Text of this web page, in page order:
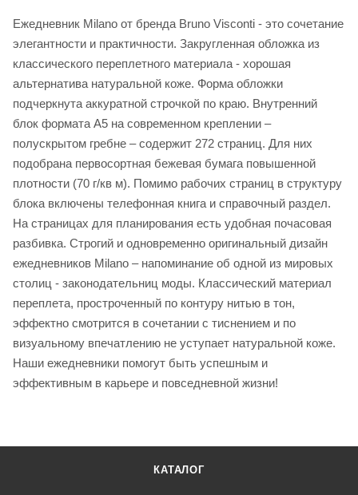
Ежедневник Milano от бренда Bruno Visconti - это сочетание
элегантности и практичности. Закругленная обложка из
классического переплетного материала - хорошая
альтернатива натуральной коже. Форма обложки
подчеркнута аккуратной строчкой по краю. Внутренний
блок формата А5 на современном креплении –
полускрытом гребне – содержит 272 страниц. Для них
подобрана первосортная бежевая бумага повышенной
плотности (70 г/кв м). Помимо рабочих страниц в структуру
блока включены телефонная книга и справочный раздел.
На страницах для планирования есть удобная почасовая
разбивка. Строгий и одновременно оригинальный дизайн
ежедневников Milano – напоминание об одной из мировых
столиц - законодательниц моды. Классический материал
переплета, простроченный по контуру нитью в тон,
эффектно смотрится в сочетании с тиснением и по
визуальному впечатлению не уступает натуральной коже.
Наши ежедневники помогут быть успешным и
эффективным в карьере и повседневной жизни!
КАТАЛОГ